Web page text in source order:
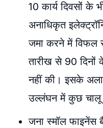
10 कार्य दिवसों के
अनाधिकृत
जमा करने में विफल
तारीख से 90 दिनों
नहीं की। इसके
उल्लंघन में कुछ चालू
जना स्मॉल फाइनेंस